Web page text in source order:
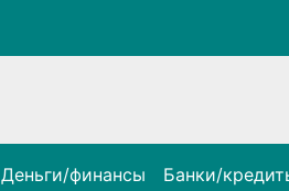
Деньги/финансы Банки/